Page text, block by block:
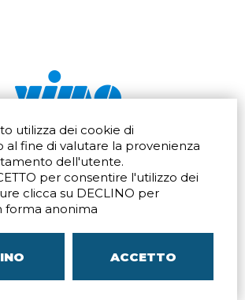
utilizza dei cookie di
al fine di valutare la provenienza
dell'utente.
per consentire l'utilizzo dei
clicca su DECLINO per
forma anonima
ACCETTO
32Q
(MB)
Tel. +39 039 672520
Fax +39 039 672568
Email
Via San Crispino 64
Padova (PD) 35129
05096770150– C.C.I.A.A. di